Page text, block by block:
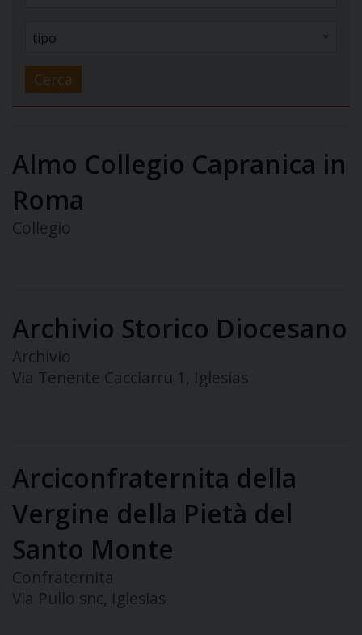
Cerca
Almo Collegio Capranica in
Roma
Collegio
Archivio Storico Diocesano
Archivio
Via Tenente Cacciarru 1, Iglesias
Arciconfraternita della
Vergine della Pietà del
Santo Monte
Confraternita
Via Pullo snc, Iglesias